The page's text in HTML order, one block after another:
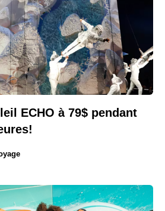
ECHO à 79$ pendant